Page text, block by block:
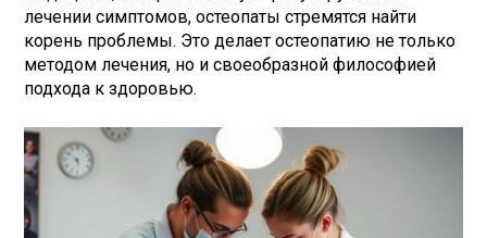
лечении симптомов, остеопаты стремятся найти
корень проблемы. Это делает остеопатию не только
методом лечения, но и своеобразной философией
подхода к здоровью.